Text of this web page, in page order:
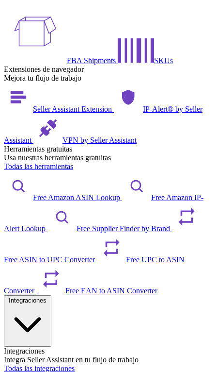
FBA Shipments
SKUs
Extensiones de navegador
Mejora tu flujo de trabajo
Seller Assistant Extension IP-Alert® by Seller
Assistant
VPN by Seller Assistant
Herramientas gratuitas
Usa nuestras herramientas gratuitas
Todas las herramientas
Free Amazon ASIN Lookup Free Amazon IP-
Alert Lookup Free Supplier Finder by Brand
Free ASIN to UPC Converter Free UPC to ASIN
Converter Free EAN to ASIN Converter
Integraciones
Integra Seller Assistant en tu flujo de trabajo
Todas las integraciones